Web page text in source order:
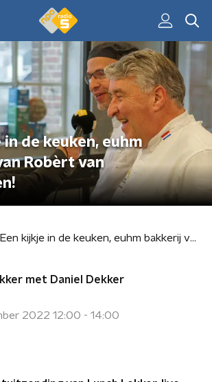
in de keuken, euhm
Robèrt van
Een kijkje in de keuken, euhm bakkerij van Robèrt van Beckhoven!
met Daniel Dekker
2022 12:00 - 14:00